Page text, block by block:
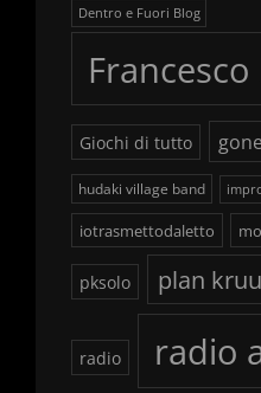
Dentro e Fuori Blog
Francesco
Giochi di tutto
hudaki village band
iotrasmettodaletto
pksolo plan
radio radio